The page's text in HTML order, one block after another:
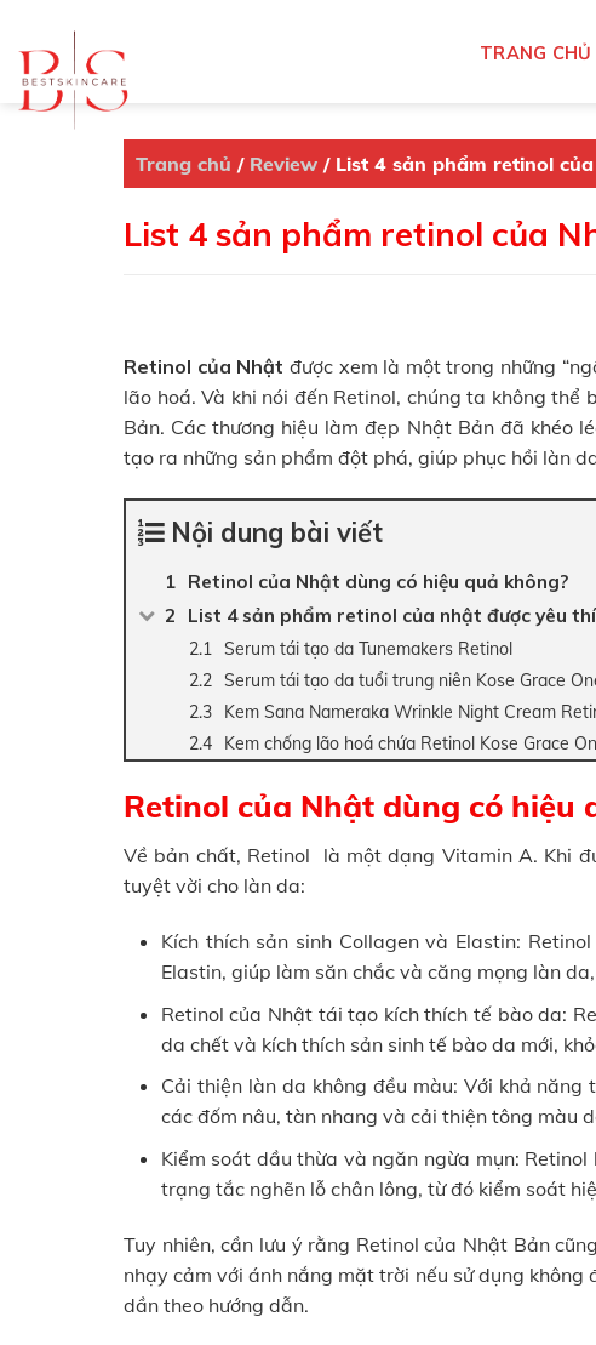
content
TRANG CHỦ
Trang chủ / Review / List 4 sản phẩm retinol
List 4 sản phẩm retinol của
Retinol của Nhật được xem là một trong những
lão hoá. Và khi nói đến Retinol, chúng ta không
Bản. Các thương hiệu làm đẹp Nhật Bản đã khéo
tạo ra những sản phẩm đột phá, giúp phục hồi làn
Nội dung bài viết
Retinol của Nhật dùng có hiệu quả không?
List 4 sản phẩm retinol của nhật được yêu
Serum tái tạo da Tunemakers Retinol
Serum tái tạo da tuổi trung niên Kose Grace
Kem Sana Nameraka Wrinkle Night Cream
Kem chống lão hoá chứa Retinol Kose Grace
Retinol của Nhật dùng có hiệu
Về bản chất, Retinol là một dạng Vitamin A. Khi
tuyệt vời cho làn da:
Kích thích sản sinh Collagen và Elastin:
Elastin, giúp làm săn chắc và căng mọng làn
Retinol của Nhật tái tạo kích thích tế bào da:
da chết và kích thích sản sinh tế bào da mới,
Cải thiện làn da không đều màu: Với khả
các đốm nâu, tàn nhang và cải thiện tông màu
Kiểm soát dầu thừa và ngăn ngừa mụn:
trạng tắc nghẽn lỗ chân lông, từ đó kiểm soát
Tuy nhiên, cần lưu ý rằng Retinol của Nhật Bản
nhạy cảm với ánh nắng mặt trời nếu sử dụng
dần theo hướng dẫn.